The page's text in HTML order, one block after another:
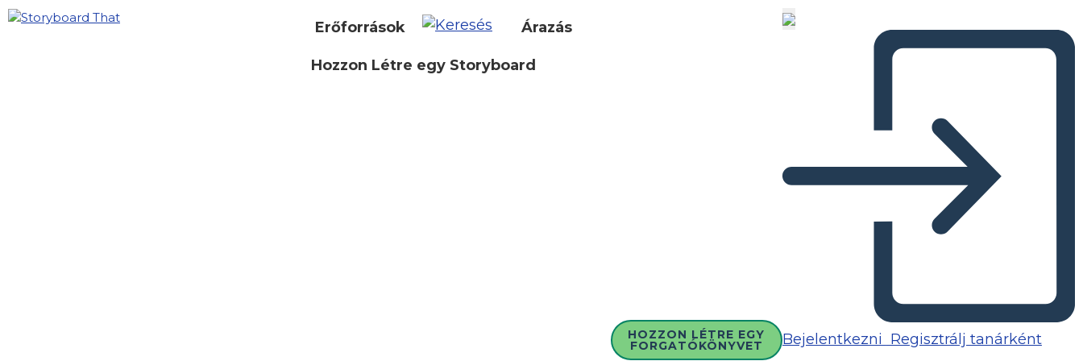
Erőforrások Árazás
Hozzon Létre egy Storyboard
HOZZON LÉTRE EGY
FORGATÓKÖNYVET Bejelentkezni Regisztrálj tanárként